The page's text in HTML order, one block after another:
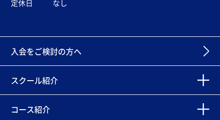
定休日
なし
入会をご検討の方へ
スクール紹介
コース紹介